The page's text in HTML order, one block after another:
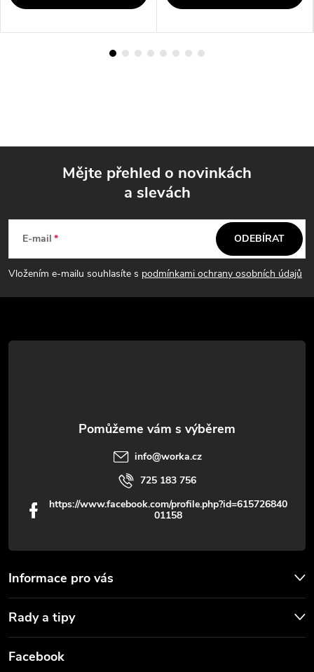
p
t
Mějte přehled o novinkách
a slevách
E-mail
Vložením e-mailu souhlasíte s podmínkami ochrany osobních údajů
ODEBÍRAT
Informace pro vás
Rady a tipy
info@worka.cz
725 183 756
https://www.facebook.com/profile.php?id=615726840
01158
Facebook